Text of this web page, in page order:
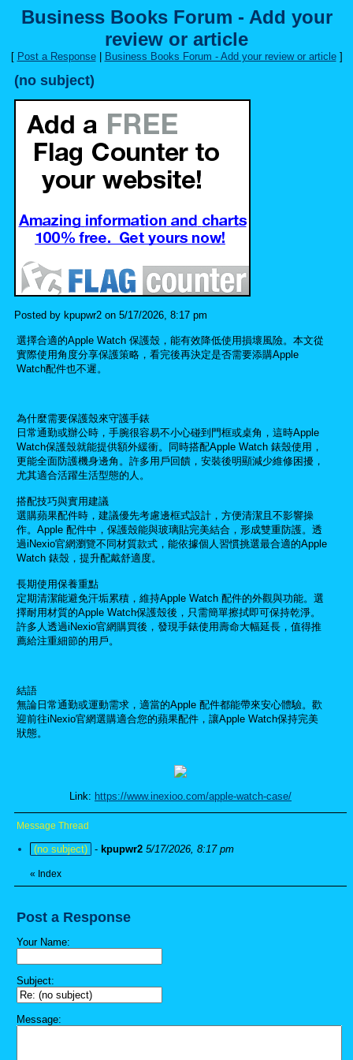
Business Books Forum - Add your
review or article
[ Post a Response| Business Books Forum - Add your review or article]
(no subject)
Posted by kpupwr2 on 5/17/2026, 8:17 pm
選擇合適的Apple Watch 保護殼，能有效降低使用損壞風險。本文從
實際使用角度分享保護策略，看完後再決定是否需要添購Apple
Watch配件也不遲。
為什麼需要保護殼來守護手錶
日常通勤或辦公時，手腕很容易不小心碰到門框或桌角，這時Apple
Watch保護殼就能提供額外緩衝。同時搭配Apple Watch 錶殼使用，
更能全面防護機身邊角。許多用戶回饋，安裝後明顯減少維修困擾，
尤其適合活躍生活型態的人。
搭配技巧與實用建議
選購蘋果配件時，建議優先考慮邊框式設計，方便清潔且不影響操
作。Apple 配件中，保護殼能與玻璃貼完美結合，形成雙重防護。透
過iNexio官網瀏覽不同材質款式，能依據個人習慣挑選最合適的Apple
Watch 錶殼，提升配戴舒適度。
長期使用保養重點
定期清潔能避免汗垢累積，維持Apple Watch 配件的外觀與功能。選
擇耐用材質的Apple Watch保護殼後，只需簡單擦拭即可保持乾淨。
許多人透過iNexio官網購買後，發現手錶使用壽命大幅延長，值得推
薦給注重細節的用戶。
結語
無論日常通勤或運動需求，適當的Apple 配件都能帶來安心體驗。歡
迎前往iNexio官網選購適合您的蘋果配件，讓Apple Watch保持完美
狀態。
Link: https://www.inexioo.com/apple-watch-case/
Message Thread
(no subject) - kpupwr2 5/17/2026, 8:17 pm
« Index
Post a Response
Your Name:
Subject:
Message: